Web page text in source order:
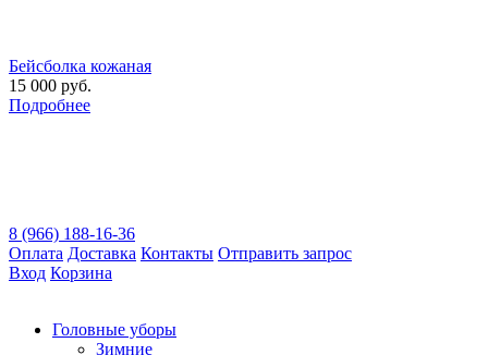
Бейсболка кожаная
15 000 руб.
Подробнее
8 (966) 188-16-36
Оплата Доставка Контакты Отправить запрос
Вход Корзина
Головные уборы
Зимние